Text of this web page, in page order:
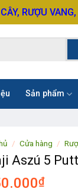
RƯỢU
Sản phẩm
/ Cửa hàng /
Aszú 5
₫